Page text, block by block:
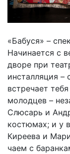
«Бабуся» –
Начинается с
дворе при
инсталляция –
встречает
молодцев –
Слюсарь и
костюмах; и у
Киреева и
чаем с